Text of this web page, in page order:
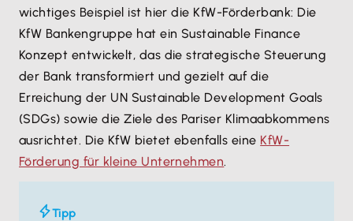
wichtiges Beispiel ist hier die KfW-Förderbank: Die
KfW Bankengruppe hat ein Sustainable Finance
Konzept entwickelt, das die strategische Steuerung
der Bank transformiert und gezielt auf die
Erreichung der UN Sustainable Development Goals
(SDGs) sowie die Ziele des Pariser Klimaabkommens
ausrichtet. Die KfW bietet ebenfalls eine KfW-
Förderung für kleine Unternehmen.
Tipp